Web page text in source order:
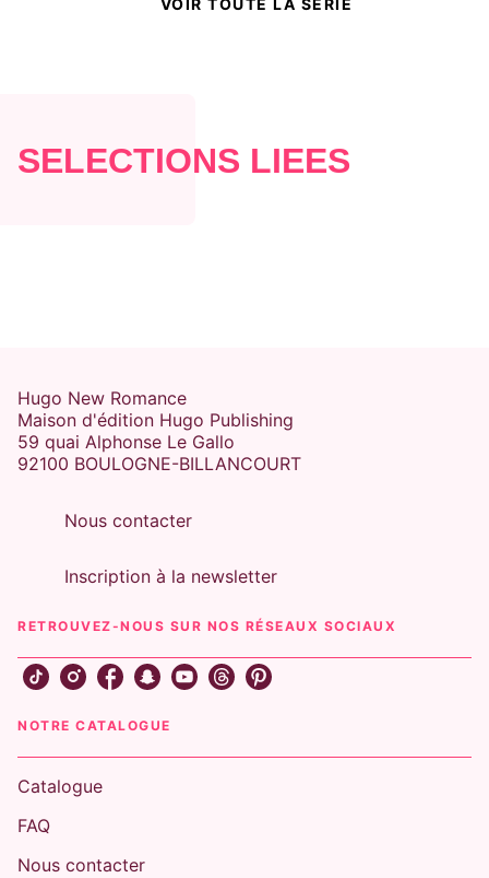
NOUVEAUTÉ
VOIR TOUTE LA SÉRIE
SÉLECTIONS LIÉES
Hugo New Romance
Maison d'édition Hugo Publishing
59 quai Alphonse Le Gallo
92100 BOULOGNE-BILLANCOURT
Nous contacter
Inscription à la newsletter
RETROUVEZ-NOUS SUR NOS RÉSEAUX SOCIAUX
NOTRE CATALOGUE
Catalogue
FAQ
Nous contacter